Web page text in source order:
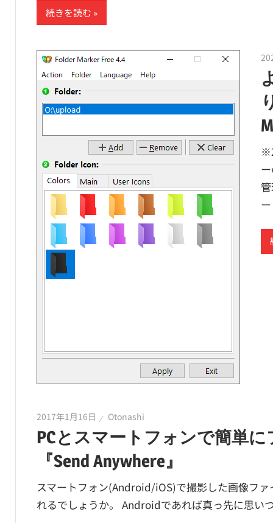
続きを読む
2017年1月16日 Otonashi
PCとスマートフォンで簡単
『Send Anywhere』
スマートフォン(Android/iOS)で撮影した画像フ
れるでしょうか。 Androidであれば真っ先に思い